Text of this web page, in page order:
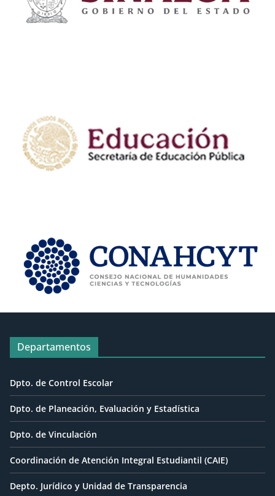
Departamentos
Dpto. de Control Escolar
Dpto. de Planeación, Evaluación y Estadística
Dpto. de Vinculación
Coordinación de Atención Integral Estudiantil (CAIE)
Depto. Jurídico y Unidad de Transparencia